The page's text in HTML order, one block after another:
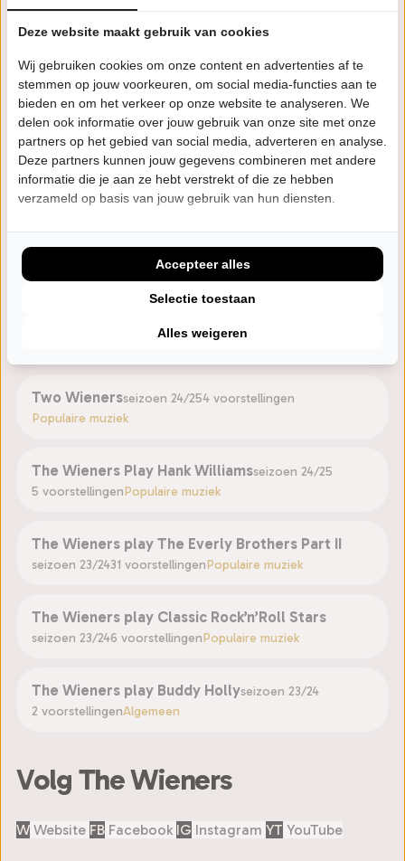
The Wieners Play The Everly Brothers - Part III
seizoen 25/2619 voorstellingenPopulaire muziek
The Wieners play Classic Rock'n'Roll Stars - Part
II
seizoen 25/2610 voorstellingenPopulaire muziek
The Wieners Play Hank Williamsseizoen 25/26
3 voorstellingenPopulaire muziek
The Wieners play Classic Rock'n'Roll Stars Part II
7 voorstellingenPopulaire muziek
Populaire muziek
Two Wienersseizoen 24/254 voorstellingen
Populaire muziek
The Wieners Play Hank Williamsseizoen 24/25
5 voorstellingenPopulaire muziek
The Wieners play The Everly Brothers Part II
seizoen 23/2431 voorstellingenPopulaire muziek
The Wieners play Classic Rock’n’Roll Stars
seizoen 23/246 voorstellingenPopulaire muziek
The Wieners play Buddy Hollyseizoen 23/24
2 voorstellingenAlgemeen
Volg The Wieners
W Website FB Facebook IG Instagram YT YouTube
Deze website maakt gebruik van cookies
Wij gebruiken cookies om onze content en advertenties af te
stemmen op jouw voorkeuren, om social media-functies aan te
bieden en om het verkeer op onze website te analyseren. We
delen ook informatie over jouw gebruik van onze site met onze
partners op het gebied van social media, adverteren en analyse.
Deze partners kunnen jouw gegevens combineren met andere
informatie die je aan ze hebt verstrekt of die ze hebben
verzameld op basis van jouw gebruik van hun diensten.
Alles weigeren
Selectie toestaan
Accepteer alles